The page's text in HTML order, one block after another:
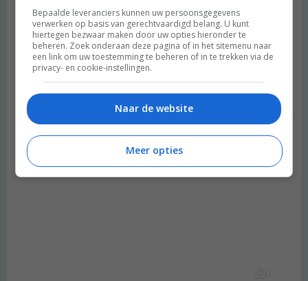
Bepaalde leveranciers kunnen uw persoonsgegevens
verwerken op basis van gerechtvaardigd belang. U kunt
hiertegen bezwaar maken door uw opties hieronder te
beheren. Zoek onderaan deze pagina of in het sitemenu naar
een link om uw toestemming te beheren of in te trekken via de
privacy- en cookie-instellingen.
Naar de website
Meer opties